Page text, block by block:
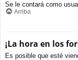
Se le contará como
Arriba
¡La hora en los
Es posible que esté